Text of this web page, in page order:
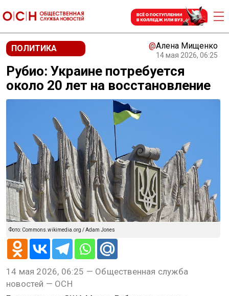
ПОЛИТИКА @Алена Мищенко
14 мая 2026, 06:25
Рубио: Украине потребуется
около 20 лет на восстановление
Фото: Commons.wikimedia.org / Adam Jones
14 мая 2026, 06:25 — Общественная служба
новостей — ОСН